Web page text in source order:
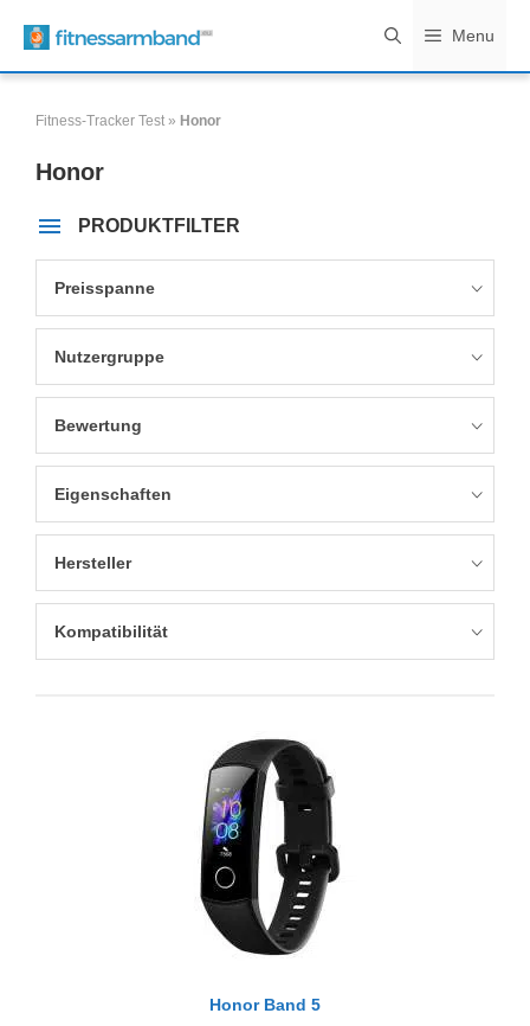
Inhalt
springen
Menu
Fitness-Tracker Test » Honor
Honor
PRODUKTFILTER
Preisspanne
Nutzergruppe
Bewertung
Eigenschaften
Hersteller
Kompatibilität
Honor Band 5